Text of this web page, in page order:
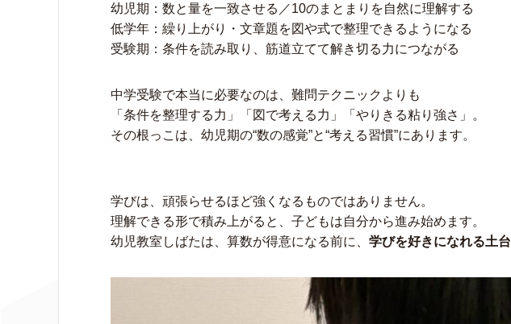
幼児期：数と量を一致させる／10のまとまりを自然に理解する
低学年：繰り上がり・文章題を図や式で整理できるようになる
受験期：条件を読み取り、筋道立てて解き切る力につながる
中学受験で本当に必要なのは、難問テクニックよりも
「条件を整理する力」「図で考える力」「やりきる粘り強さ」。
その根っこは、幼児期の“数の感覚”と“考える習慣”にあります。
学びは、頑張らせるほど強くなるものではありません。
理解できる形で積み上がると、子どもは自分から進み始めます。
幼児教室しばたは、算数が得意になる前に、 学びを好きになれる土台